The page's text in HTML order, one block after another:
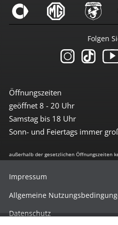
SD-Kartenleser
Sprachsteuerung
Touchscreen
Abstandswarnsystem
Alarmanlage
Antiblockiersystem
Antischlupfregulierung
Beifahrerairbag abschaltbar
Bremsassistent
Einparkhilfe vorn + hinten
Fahrassistenz-System:
Freisprechanlage
ISOFIX Kindersitzvorrüstung
Öffnungszeiten
geöffnet 8 - 20 Uhr
Samstag bis 18 Uhr
Sonn- und Feiertags immer
Folgen
außerhalb der gesetzlichen Öffnungszeiten
Impressum
Allgemeine
Datenschutz